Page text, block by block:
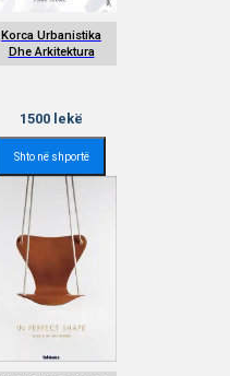
Korca Urbanistika
Dhe Arkitektura
1500 lekë
Shto në shportë